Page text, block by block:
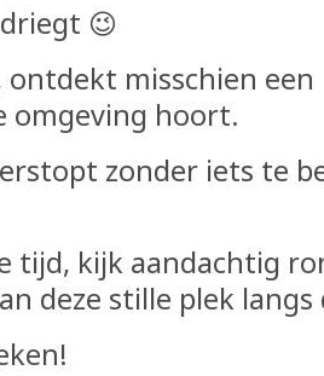
😉
ontdekt misschien
omgeving hoort.
zonder iets te
tijd, kijk aandachtig
deze stille plek